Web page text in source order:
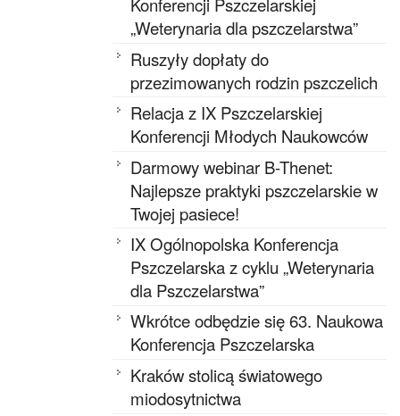
„Weterynaria dla pszczelarstwa”
Ruszyły dopłaty do
przezimowanych rodzin pszczelich
Relacja z IX Pszczelarskiej
Konferencji Młodych Naukowców
Darmowy webinar B-Thenet:
Najlepsze praktyki pszczelarskie w
Twojej pasiece!
IX Ogólnopolska Konferencja
Pszczelarska z cyklu „Weterynaria
dla Pszczelarstwa”
Wkrótce odbędzie się 63. Naukowa
Konferencja Pszczelarska
Kraków stolicą światowego
miodosytnictwa